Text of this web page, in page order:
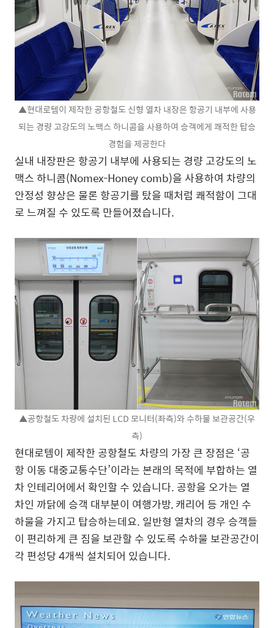
▲현대로템이 제작한 공항철도 신형 열차 내장은 항공기 내부에 사용
되는 경량 고강도의 노맥스 하니콤을 사용하여 승객에게 쾌적한 탑승
경험을 제공한다
실내 내장판은 항공기 내부에 사용되는 경량 고강도의 노
맥스 하니콤(Nomex-Honey comb)을 사용하여 차량의
안정성 향상은 물론 항공기를 탔을 때처럼 쾌적함이 그대
로 느껴질 수 있도록 만들어졌습니다.
▲공항철도 차량에 설치된 LCD 모니터(좌측)와 수하물 보관공간(우
측)
현대로템이 제작한 공항철도 차량의 가장 큰 장점은 ‘공
항 이동 대중교통수단’이라는 본래의 목적에 부합하는 열
차 인테리어에서 확인할 수 있습니다. 공항을 오가는 열
차인 까닭에 승객 대부분이 여행가방, 캐리어 등 개인 수
하물을 가지고 탑승하는데요. 일반형 열차의 경우 승객들
이 편리하게 큰 짐을 보관할 수 있도록 수하물 보관공간이
각 편성당 4개씩 설치되어 있습니다.